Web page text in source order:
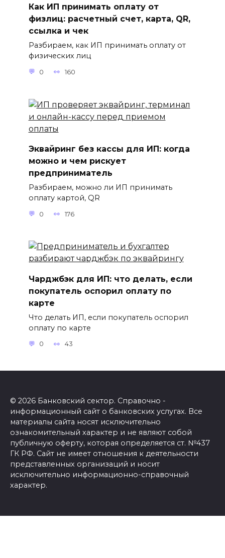
Как ИП принимать оплату от
физлиц: расчетный счет, карта, QR,
ссылка и чек
Разбираем, как ИП принимать оплату от
физических лиц
0 160
Эквайринг без кассы для ИП: когда
можно и чем рискует
предприниматель
Разбираем, можно ли ИП принимать
оплату картой, QR
0 176
Чарджбэк для ИП: что делать, если
покупатель оспорил оплату по
карте
Что делать ИП, если покупатель оспорил
оплату по карте
0 43
© 2026 Банковский сектор. Справочно -
информационный сайт о банковских услугах. Все
материалы сайта носят исключительно
ознакомительный характер и не являют собой
публичную оферту, которая определяется ст. №437
ГК РФ. Сайт не имеет отношения к деятельности
представленных организаций и носит
исключительно информационно-справочный
характер.